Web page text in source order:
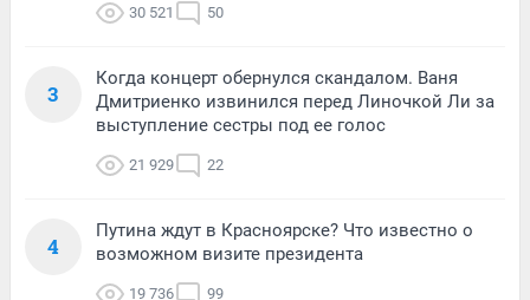
30 521 50
3
Когда концерт обернулся скандалом. Ваня
Дмитриенко извинился перед Линочкой Ли за
выступление сестры под ее голос
21 929 22
4
Путина ждут в Красноярске? Что известно о
возможном визите президента
19 736 99